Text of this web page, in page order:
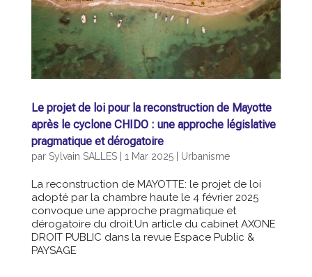
Le projet de loi pour la reconstruction de Mayotte
après le cyclone CHIDO : une approche législative
pragmatique et dérogatoire
par Sylvain SALLES| 1 Mar 2025| Urbanisme
La reconstruction de MAYOTTE: le projet de loi
adopté par la chambre haute le 4 février 2025
convoque une approche pragmatique et
dérogatoire du droit.Un article du cabinet AXONE
DROIT PUBLIC dans la revue Espace Public &
PAYSAGE